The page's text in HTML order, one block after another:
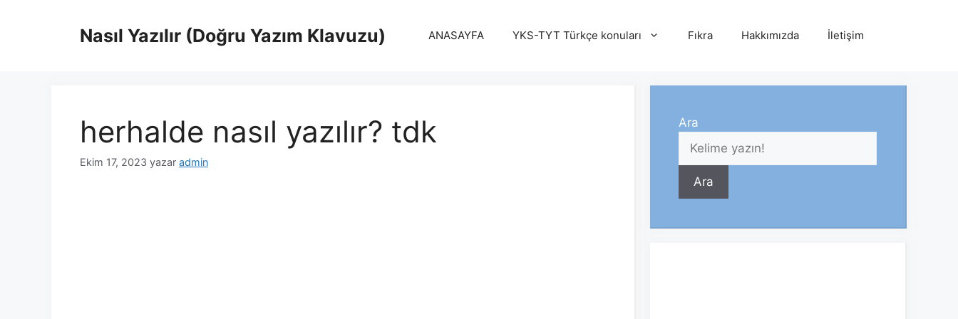
Nasıl Yazılır (Doğru Yazım Klavuzu) ANASAYFA YKS-TYT Türkçe konuları Fıkra Hakkımızda İletişim
herhalde nasıl yazılır? tdk
Ekim 17, 2023 yazar admin
Ara
Ara